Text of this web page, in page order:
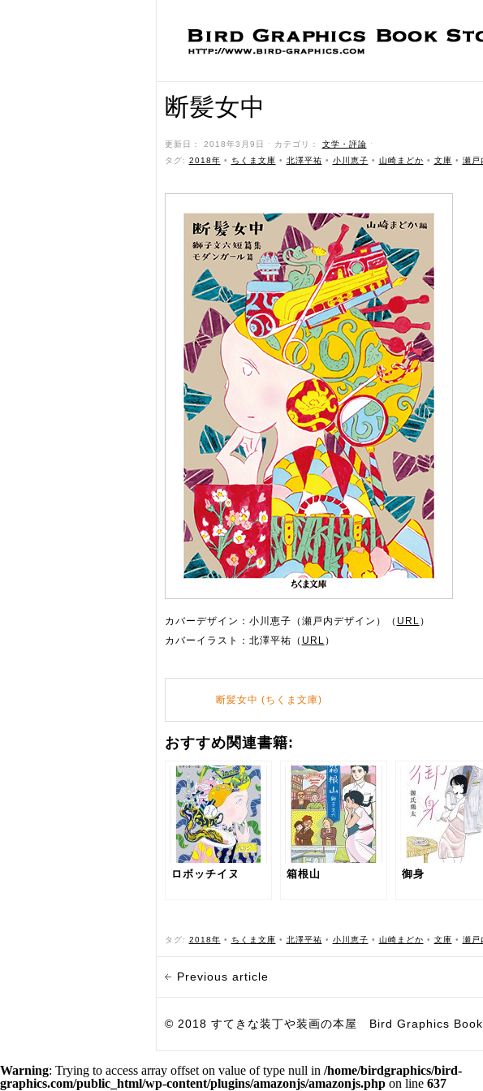
断髪女中
更新日： 2018年3月9日 ˑ カテゴリ： 文学・評論 ˑ
タグ: 2018年 • ちくま文庫 • 北澤平祐 • 小川恵子 • 山崎まどか • 文庫 • 瀬戸
カバーデザイン：小川恵子（瀬戸内デザイン）（ URL ）
カバーイラスト：北澤平祐（ URL ）
断髪女中 (ちくま文庫)
おすすめ関連書籍:
ロボッチイヌ 箱根山 御身
タグ: 2018年 • ちくま文庫 • 北澤平祐 • 小川恵子 • 山崎まどか • 文庫 • 瀬戸
Previous article
© 2018 すてきな装丁や装画の本屋 Bird Graphics
Warning: Trying to access array offset on value of type null in /home/birdgraphics/bird-
graphics.com/public_html/wp-content/plugins/amazonjs/amazonjs.php on line 637